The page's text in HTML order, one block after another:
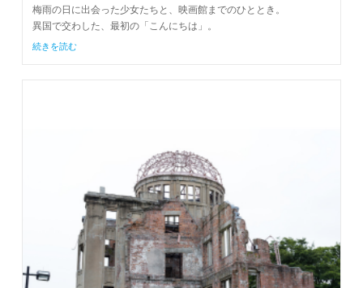
梅雨の日に出会った少女たちと、映画館までのひととき。
異国で交わした、最初の「こんにちは」。
続きを読む